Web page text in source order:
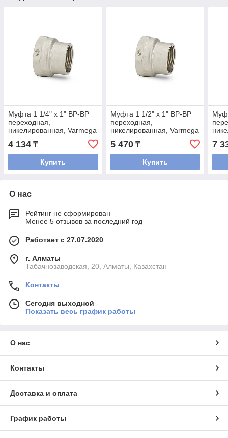
Муфта 1 1/4" x 1" ВР-ВР
переходная,
никелированная, Varmega
4 134 ₸
Купить
Муфта 1 1/2" x 1" ВР-ВР
переходная,
никелированная, Varmega
5 470₸
Купить
7
О нас
Рейтинг не сформирован
Менее 5 отзывов за последний год
Работает с 27.07.2020
г. Алматы
Табачнозаводская, 20, Алматы, Казахстан
Контакты
Сегодня выходной
Показать весь график работы
О нас
Контакты
Доставка и оплата
График работы